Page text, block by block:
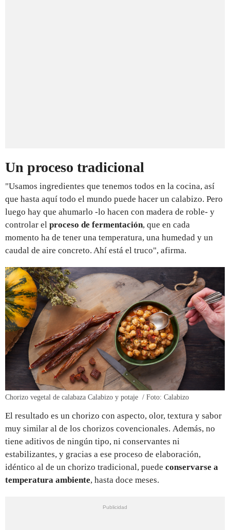
Un proceso tradicional
"Usamos ingredientes que tenemos todos en la cocina, así
que hasta aquí todo el mundo puede hacer un calabizo. Pero
luego hay que ahumarlo -lo hacen con madera de roble- y
controlar el proceso de fermentación, que en cada
momento ha de tener una temperatura, una humedad y un
caudal de aire concreto. Ahí está el truco", afirma.
Chorizo vegetal de calabaza Calabizo y potaje / Foto: Calabizo
El resultado es un chorizo con aspecto, olor, textura y sabor
muy similar al de los chorizos covencionales. Además, no
tiene aditivos de ningún tipo, ni conservantes ni
estabilizantes, y gracias a ese proceso de elaboración,
idéntico al de un chorizo tradicional, puede conservarse a
temperatura ambiente, hasta doce meses.